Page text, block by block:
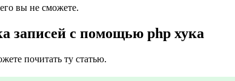
вы не сможете.
записей с помощью php хука
почитать ту статью.